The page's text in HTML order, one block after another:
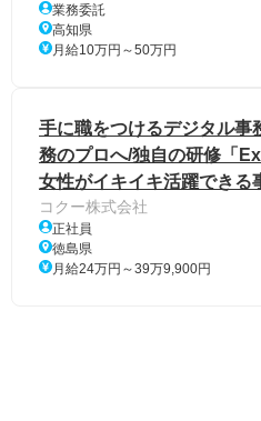
業務委託
高知県
月給10万円～50万円
手に職をつけるデジタル
務のプロへ/独自の研修「
女性がイキイキ活躍できる
コクー株式会社
正社員
徳島県
月給24万円～39万9,900円